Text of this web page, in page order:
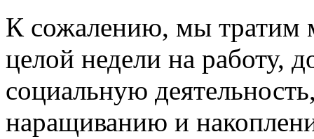
К сожалению, мы тратим
целой недели на работу,
социальную
наращиванию и